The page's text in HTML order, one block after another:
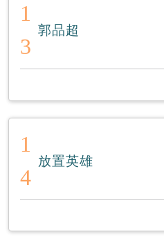
1
3
郭品超
1
4
放置英雄